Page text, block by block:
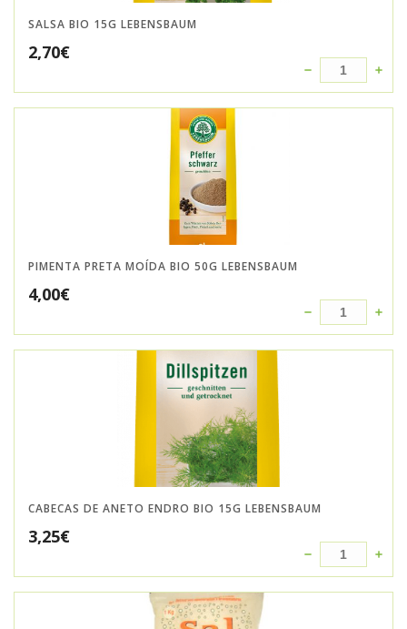
SALSA BIO 15G LEBENSBAUM
2,70€
PIMENTA PRETA MOÍDA BIO 50G LEBENSBAUM
4,00€
CABECAS DE ANETO ENDRO BIO 15G LEBENSBAUM
3,25€